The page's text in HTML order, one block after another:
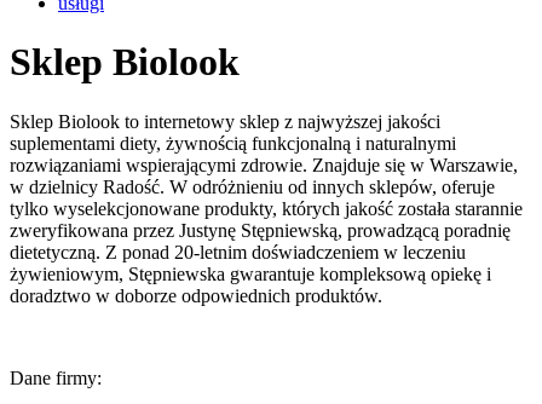
Sklep Biolook
Sklep Biolook to internetowy sklep z najwyższej jakości
suplementami diety, żywnością funkcjonalną i naturalnymi
rozwiązaniami wspierającymi zdrowie. Znajduje się w Warszawie,
w dzielnicy Radość. W odróżnieniu od innych sklepów, oferuje
tylko wyselekcjonowane produkty, których jakość została starannie
zweryfikowana przez Justynę Stępniewską, prowadzącą poradnię
dietetyczną. Z ponad 20-letnim doświadczeniem w leczeniu
żywieniowym, Stępniewska gwarantuje kompleksową opiekę i
doradztwo w doborze odpowiednich produktów.
Dane firmy: